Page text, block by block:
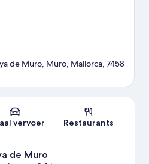
Kaart
de Muro, Muro, Mallorca, 7458
vervoer Restaurants
de Muro